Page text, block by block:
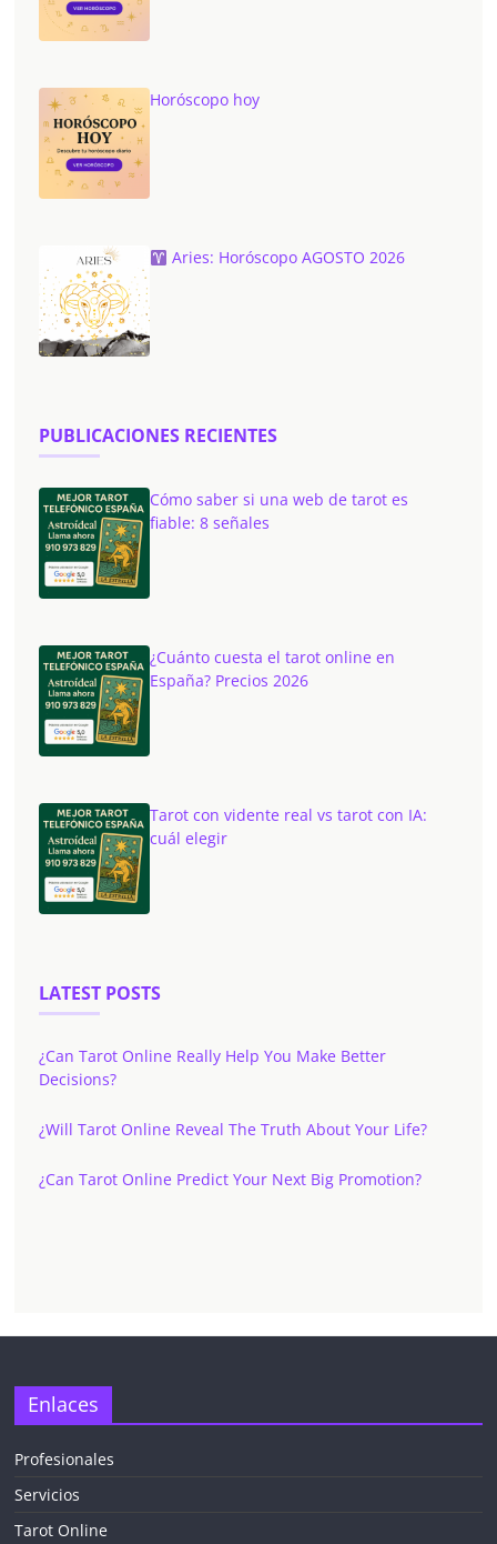
Horóscopo hoy
Aries: Horóscopo AGOSTO 2026
PUBLICACIONES RECIENTES
Cómo saber si una web de tarot es
fiable: 8 señales
¿Cuánto cuesta el tarot online en
España? Precios 2026
Tarot con vidente real vs tarot con IA:
cuál elegir
LATEST POSTS
¿Can Tarot Online Really Help You Make Better
Decisions?
¿Will Tarot Online Reveal The Truth About Your Life?
¿Can Tarot Online Predict Your Next Big Promotion?
Enlaces
Profesionales
Servicios
Tarot Online